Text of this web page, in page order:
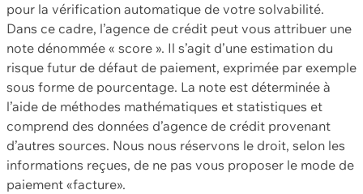
pour la vérification automatique de votre solvabilité.
Dans ce cadre, l’agence de crédit peut vous attribuer une
note dénommée « score ». Il s’agit d’une estimation du
risque futur de défaut de paiement, exprimée par exemple
sous forme de pourcentage. La note est déterminée à
l’aide de méthodes mathématiques et statistiques et
comprend des données d’agence de crédit provenant
d’autres sources. Nous nous réservons le droit, selon les
informations reçues, de ne pas vous proposer le mode de
paiement «facture».